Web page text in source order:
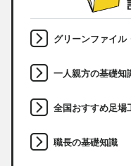
グリーンファイル
一人親方の基礎知
全国おすすめ足場
職長の基礎知識